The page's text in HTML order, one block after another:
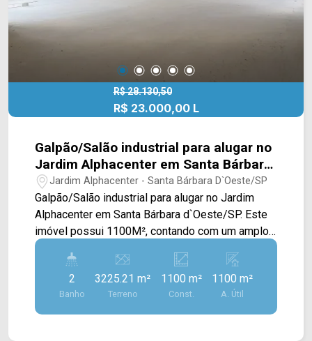
supermercados, hortifrútis, farmácias, bares,
lojas, restaurantes, academias com amplo
estacionamento próprio! Entre em contato com a
nossa equipe de vendas e agende a sua visita!!
WhatsApp e Telefone Arbix: (19) 3475-4546
ARBIX IMÓVEIS - Presente em cada mudança!
R$ 28.130,50
R$ 23.000,00 L
Galpão/Salão industrial para alugar no
Jardim Alphacenter em Santa Bárbara
d`Oeste/SP
Jardim Alphacenter - Santa Bárbara D`Oeste/SP
Galpão/Salão industrial para alugar no Jardim
Alphacenter em Santa Bárbara d`Oeste/SP. Este
imóvel possui 1100M², contando com um amplo
salão com pé direito alto e banheiros, além de
acesso as escadas e ao elevador. Contém
pontos de ar condicionado. > 02 banheiros
sociais; Localizado na Av. Norte-Sul Ver. Antônio
Carlos de Souza, estando próximo à Av. São
2
Banho
3225.21 m²
Terreno
1100 m²
Const.
1100 m²
A. Útil